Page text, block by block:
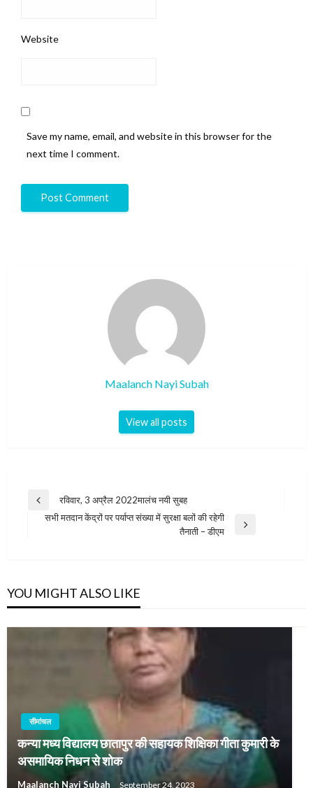
Website
Save my name, email, and website in this browser for the
next time I comment.
Maalanch Nayi Subah
View all posts
Post
navigation
Previous
Post
रविवार, 3 अप्रैल 2022मालंच नयी सुबह
सभी मतदान केंद्रों पर पर्याप्त संख्या में सुरक्षा बलों की रहेगी
तैनाती – डीएम
YOU MIGHT ALSO LIKE
सीमांचल
कन्या मध्य विद्यालय छातापुर की सहायक शिक्षिका गीता कुमारी के
असमायिक निधन से शोक
Maalanch Nayi Subah September 24, 2023